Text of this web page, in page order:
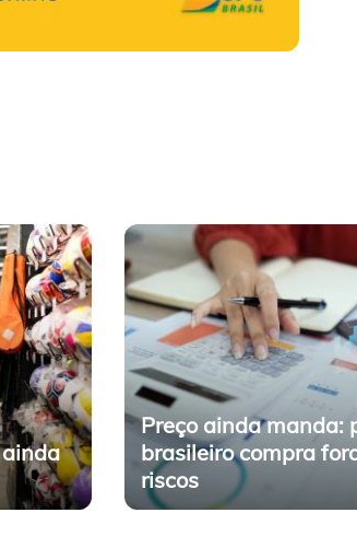
Preço ainda manda:
brasileiro compra
riscos